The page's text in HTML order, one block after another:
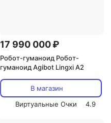
17 990 000 ₽
Робот-гуманоид Робот-
гуманоид Agibot Lingxi A2
В магазин
Виртуальные Очки
4.9